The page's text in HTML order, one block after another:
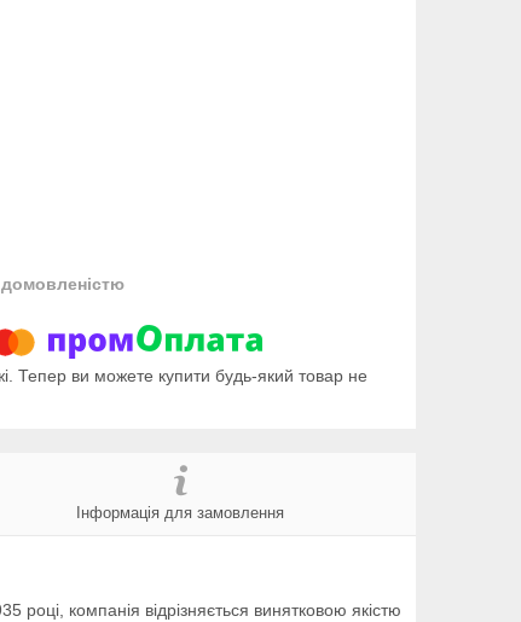
домовленістю
Тепер ви можете купити будь-який товар не
Інформація для замовлення
компанія відрізняється винятковою якістю